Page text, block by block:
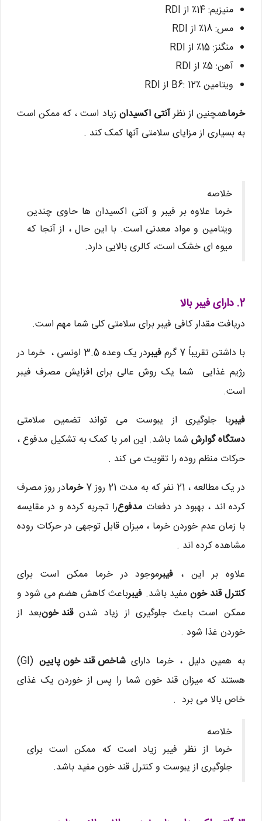
منیزیم: 14٪ از RDI
مس: 18٪ از RDI
منگنز: 15٪ از RDI
آهن: 5٪ از RDI
ویتامین B6: 12٪ از RDI
خرماهمچنین از نظرآنتی اکسیدان زیاد است ، که ممکن است
به بسیاری از مزایای سلامتی آنها کمک کند .
خلاصه
خرما علاوه بر فیبر و آنتی اکسیدان ها حاوی چندین
ویتامین و مواد معدنی است. با این حال ، از آنجا که
میوه ای خشک است، کالری بالایی دارد.
2. دارای فیبر بالا
دریافت مقدار کافی فیبر برای سلامتی کلی شما مهم است.
با داشتن تقریباً 7 گرم
فیبر
در یک وعده 3.5 اونسی ، خرما در
رژیم غذایی شما یک روش عالی برای افزایش مصرف فیبر
است.
فیبربا جلوگیری از یبوست می تواند تضمین سلامتی
دستگاه گوارش شما باشد. این امر با کمک به تشکیل مدفوع ،
حرکات منظم روده را تقویت می کند .
در یک مطالعه ، 21 نفر که به مدت 21 روز 7
خرمادر روز مصرف
کرده اند ، بهبود در دفعات مدفوعرا تجربه کرده و در مقایسه
با زمان عدم خوردن خرما ، میزان قابل توجهی در حرکات روده
مشاهده کرده اند .
علاوه بر این ، فیبرموجود در خرما ممکن است برای
کنترل قند خونمفید باشد. فیبرباعث کاهش هضم می شود و
ممکن است باعث جلوگیری از زیاد شدنقند خونبعد از
خوردن غذا شود .
به همین دلیل ، خرما دارایشاخص قند خون پایین
(GI)
هستند که میزان قند خون شما را پس از خوردن یک غذای
خاص بالا می برد .
خلاصه
خرما از نظر فیبر زیاد است که ممکن است برای
جلوگیری از یبوست و کنترل قند خون مفید باشد.